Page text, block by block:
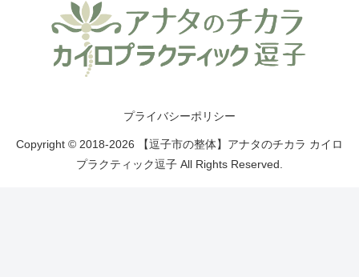
プライバシーポリシー
Copyright © 2018-2026 【逗子市の整体】アナタのチカラ カイロ
プラクティック逗子 All Rights Reserved.